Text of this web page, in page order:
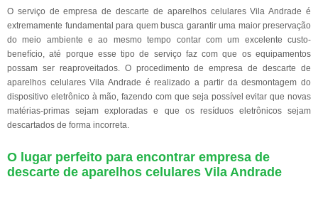
O serviço de empresa de descarte de aparelhos celulares Vila Andrade é
extremamente fundamental para quem busca garantir uma maior preservação
do meio ambiente e ao mesmo tempo contar com um excelente custo-
benefício, até porque esse tipo de serviço faz com que os equipamentos
possam ser reaproveitados. O procedimento de empresa de descarte de
aparelhos celulares Vila Andrade é realizado a partir da desmontagem do
dispositivo eletrônico à mão, fazendo com que seja possível evitar que novas
matérias-primas sejam exploradas e que os resíduos eletrônicos sejam
descartados de forma incorreta.
O lugar perfeito para encontrar empresa de
descarte de aparelhos celulares Vila Andrade